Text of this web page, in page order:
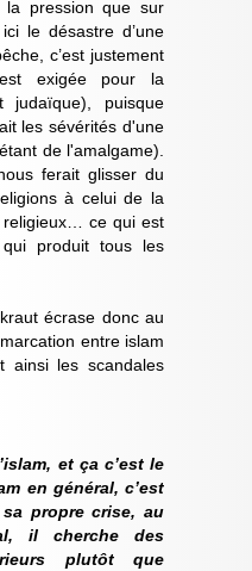
la pression que sur
le désastre d’une
c’est justement
exigée pour la
judaïque), puisque
les sévérités d'une
de l'amalgame).
ferait glisser du
à celui de la
religieux… ce qui est
produit tous les
écrase donc au
entre islam
ainsi les scandales
et ça c’est le
en général, c’est
propre crise, au
il cherche des
plutôt que